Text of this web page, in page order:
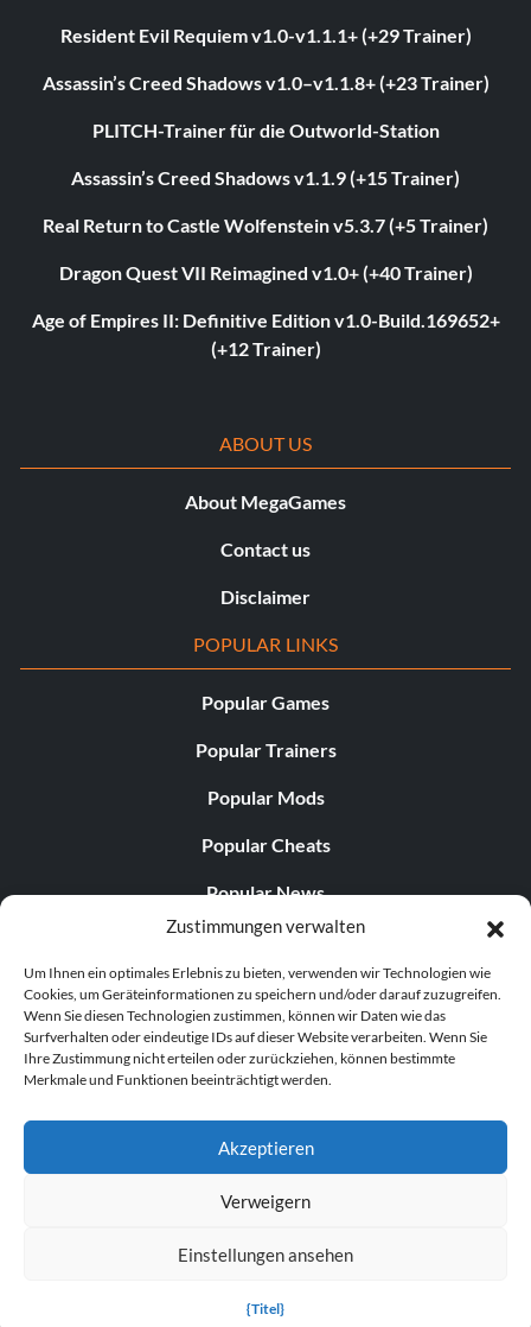
Zustimmungen verwalten
Um Ihnen ein optimales Erlebnis zu bieten, verwenden wir Technologien wie
Cookies, um Geräteinformationen zu speichern und/oder darauf zuzugreifen.
Wenn Sie diesen Technologien zustimmen, können wir Daten wie das
Surfverhalten oder eindeutige IDs auf dieser Website verarbeiten. Wenn Sie
Ihre Zustimmung nicht erteilen oder zurückziehen, können bestimmte
Merkmale und Funktionen beeinträchtigt werden.
Akzeptieren
Verweigern
Einstellungen ansehen
{Titel}
Resident Evil Requiem v1.0-v1.1.1+ (+29 Trainer)
Assassin’s Creed Shadows v1.0–v1.1.8+ (+23 Trainer)
PLITCH-Trainer für die Outworld-Station
Assassin’s Creed Shadows v1.1.9 (+15 Trainer)
Real Return to Castle Wolfenstein v5.3.7 (+5 Trainer)
Dragon Quest VII Reimagined v1.0+ (+40 Trainer)
Age of Empires II: Definitive Edition v1.0-Build.169652+
(+12 Trainer)
ABOUT US
About MegaGames
Contact us
Disclaimer
POPULAR LINKS
Popular Games
Popular Trainers
Popular Mods
Popular Cheats
Popular News
Popular Editorials
Popular Free Games
LATEST UPDATES
© 1998–2026 MegaGames.com All rights reserved
Settings